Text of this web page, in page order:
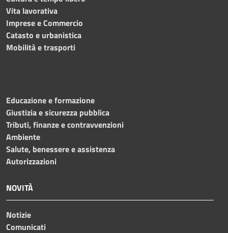
Vita lavorativa
Imprese e Commercio
Catasto e urbanistica
Mobilità e trasporti
Educazione e formazione
Giustizia e sicurezza pubblica
Tributi, finanze e contravvenzioni
Ambiente
Salute, benessere e assistenza
Autorizzazioni
NOVITÀ
Notizie
Comunicati